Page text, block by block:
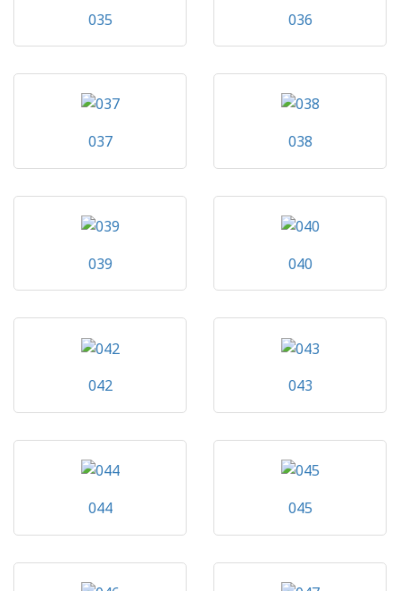
035 036
037 038
039 040
042 043
044 045